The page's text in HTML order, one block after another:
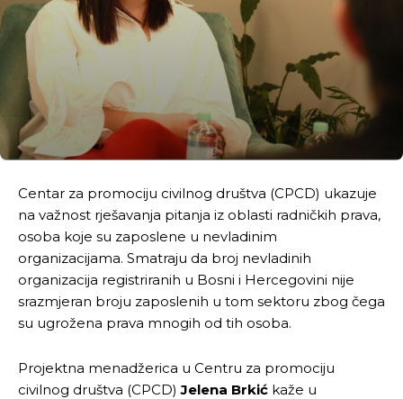
Centar za promociju civilnog društva (CPCD) ukazuje
na važnost rješavanja pitanja iz oblasti radničkih prava,
osoba koje su zaposlene u nevladinim
organizacijama. Smatraju da broj nevladinih
organizacija registriranih u Bosni i Hercegovini nije
srazmjeran broju zaposlenih u tom sektoru zbog čega
su ugrožena prava mnogih od tih osoba.
Projektna menadžerica u Centru za promociju
civilnog društva (CPCD) Jelena Brkić kaže u